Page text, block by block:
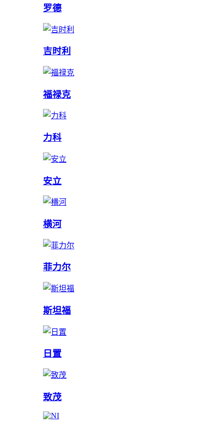
罗德
吉时利
福禄克
力科
安立
横河
菲力尔
斯坦福
日置
致茂